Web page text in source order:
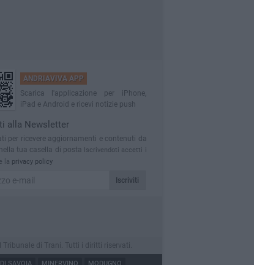
ANDRIAVIVA APP
Scarica l'applicazione per iPhone,
iPad e Android e ricevi notizie push
alla Newsletter
per ricevere aggiornamenti e contenuti da
tua casella di posta Iscrivendoti accetti i
e la privacy policy
Iscriviti
di Trani. Tutti i diritti riservati.
SAVOIA MINERVINO MODUGNO